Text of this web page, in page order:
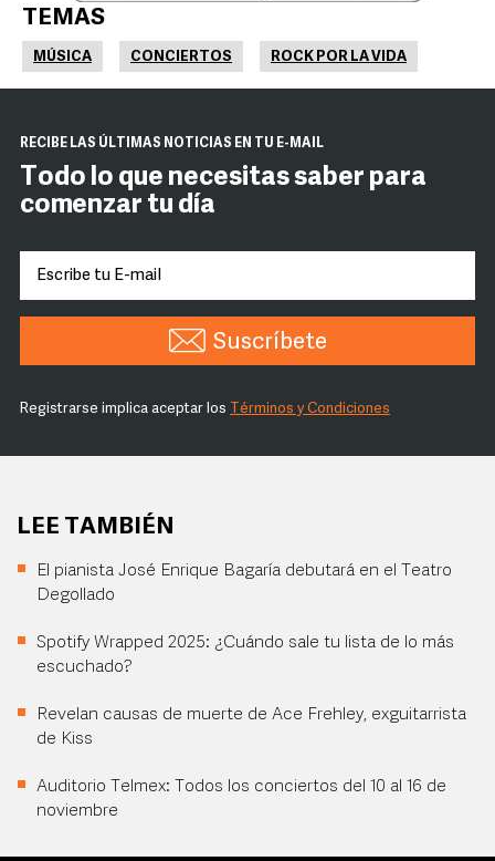
TEMAS
MÚSICA CONCIERTOS ROCK POR LA VIDA
RECIBE LAS ÚLTIMAS NOTICIAS EN TU E-MAIL
Todo lo que necesitas saber para
comenzar tu día
Suscríbete
Registrarse implica aceptar los Términos y Condiciones
LEE TAMBIÉN
El pianista José Enrique Bagaría debutará en el Teatro
Degollado
Spotify Wrapped 2025: ¿Cuándo sale tu lista de lo más
escuchado?
Revelan causas de muerte de Ace Frehley, exguitarrista
de Kiss
Auditorio Telmex: Todos los conciertos del 10 al 16 de
noviembre